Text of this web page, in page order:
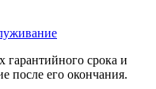
гарантийного срока и
после его окончания.